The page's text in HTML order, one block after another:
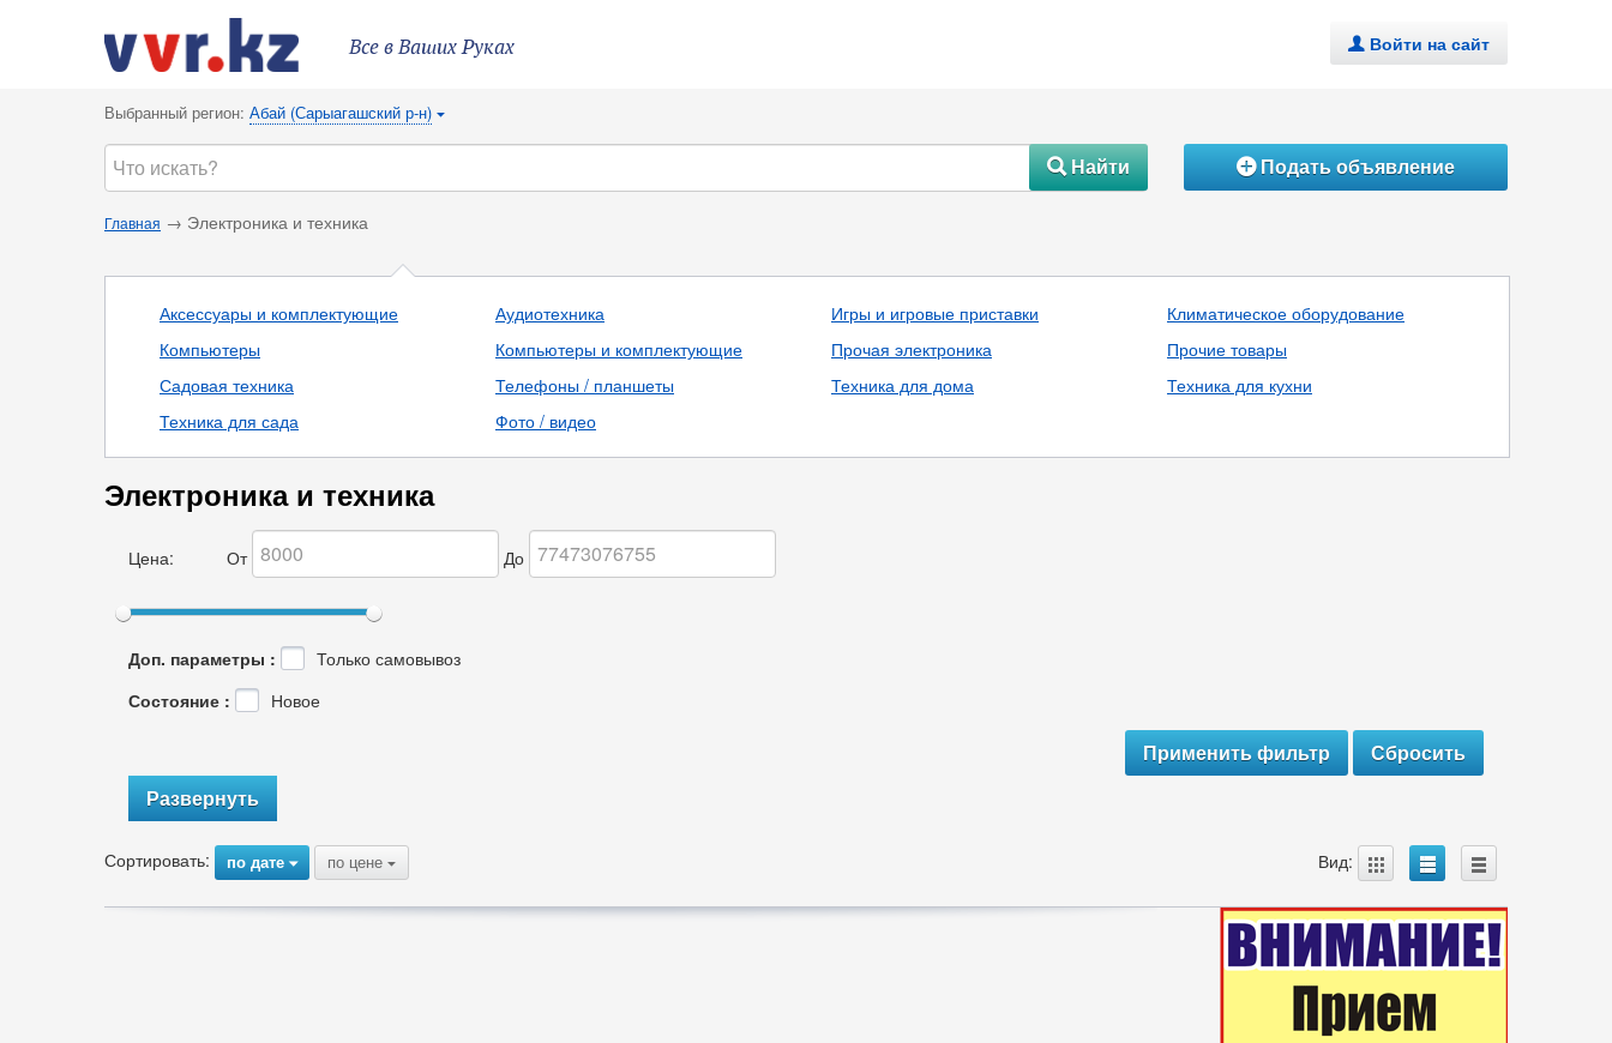
Все в Ваших Руках . Войти на сайт
Выбранный регион: Абай (Сарыагашский р-н) {
#Найти ÁПодать объявление
Главная → Электроника и техника
Аксессуары и комплектующие
Компьютеры
Садовая техника
Техника для сада
Аудиотехника
Компьютеры и комплектующие
Телефоны / планшеты
Фото / видео
Игры и игровые приставки
Прочая электроника
Техника для дома
Климатическое оборудование
Прочие товары
Техника для кухни
Электроника и техника
Цена: От До
Доп. параметры :
Только самовывоз
Состояние :
Новое
Развернуть
Сортировать: по дате{ по цене { Вид: A B C